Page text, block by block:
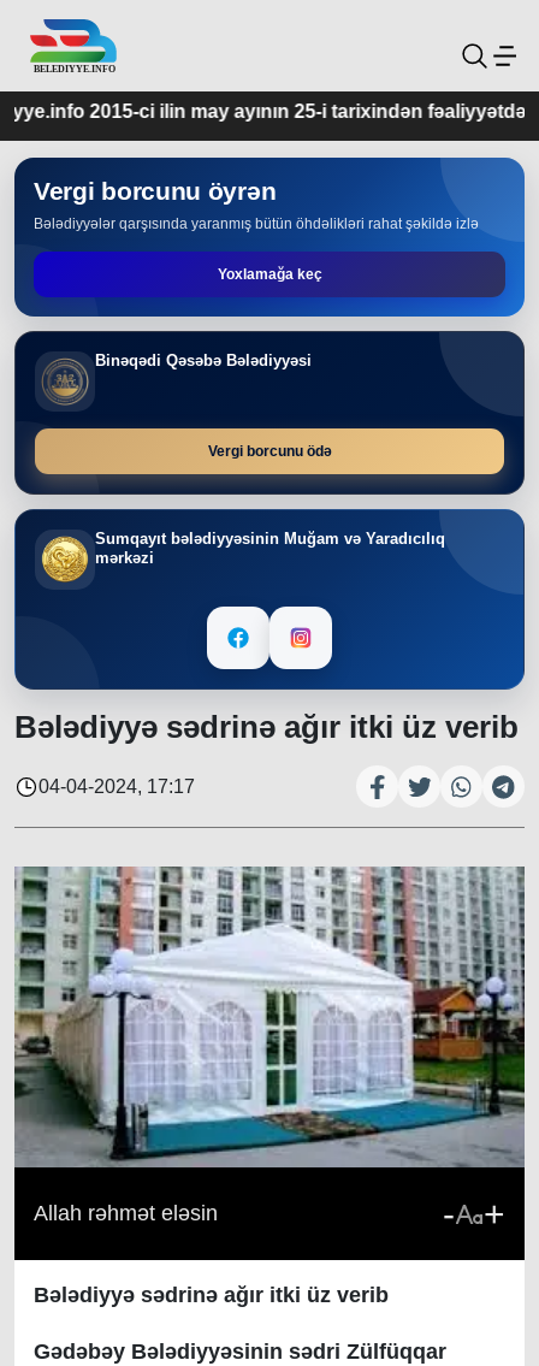
ayının 25-i tarixindən fəaliyyətdədir.
Vergi borcunu öyrən
Bələdiyyələr qarşısında yaranmış bütün öhdəlikləri rahat şəkildə izlə
Yoxlamağa keç
Binəqədi Qəsəbə Bələdiyyəsi
Vergi borcunu ödə
Sumqayıt bələdiyyəsinin Muğam və Yaradıcılıq
mərkəzi
Bələdiyyə sədrinə ağır itki üz verib
04-04-2024, 17:17
Allah rəhmət eləsin - +
Bələdiyyə sədrinə ağır itki üz verib
Gədəbəy Bələdiyyəsinin sədri Zülfüqqar